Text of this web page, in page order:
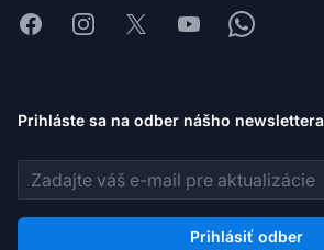
FacebookInstagram
X YoutubeWhatsapp
Prihláste sa na odber nášho newslettera
E-mailová adresa
Prihlásiť odber